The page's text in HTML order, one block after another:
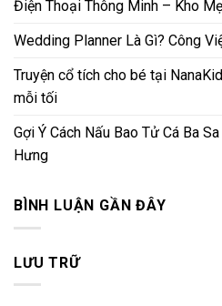
Điện Thoại Thông Minh – Kho
Wedding Planner Là Gì? Công
Truyện cổ tích cho bé tại
mỗi tối
Gợi Ý Cách Nấu Bao Tử Cá Ba
Hưng
BÌNH LUẬN GẦN ĐÂY
LƯU TRỮ